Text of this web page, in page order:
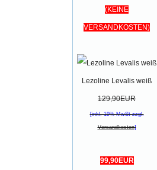
(KEINE
VERSANDKOSTEN)
Lezoline Levalis weiß
129,90EUR
[inkl. 19% MwSt zzgl.
Versandkosten]
99,90EUR